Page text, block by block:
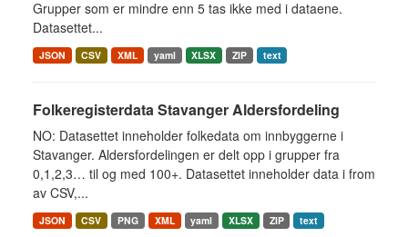
Grupper som er mindre enn 5 tas ikke med i dataene.
Datasettet...
JSON CSV XML yaml XLSX ZIP text
Folkeregisterdata Stavanger Aldersfordeling
NO: Datasettet inneholder folkedata om innbyggerne i
Stavanger. Aldersfordelingen er delt opp i grupper fra
0,1,2,3… til og med 100+. Datasettet inneholder data i from
av CSV,...
JSON CSV PNG XML yaml XLSX ZIP text